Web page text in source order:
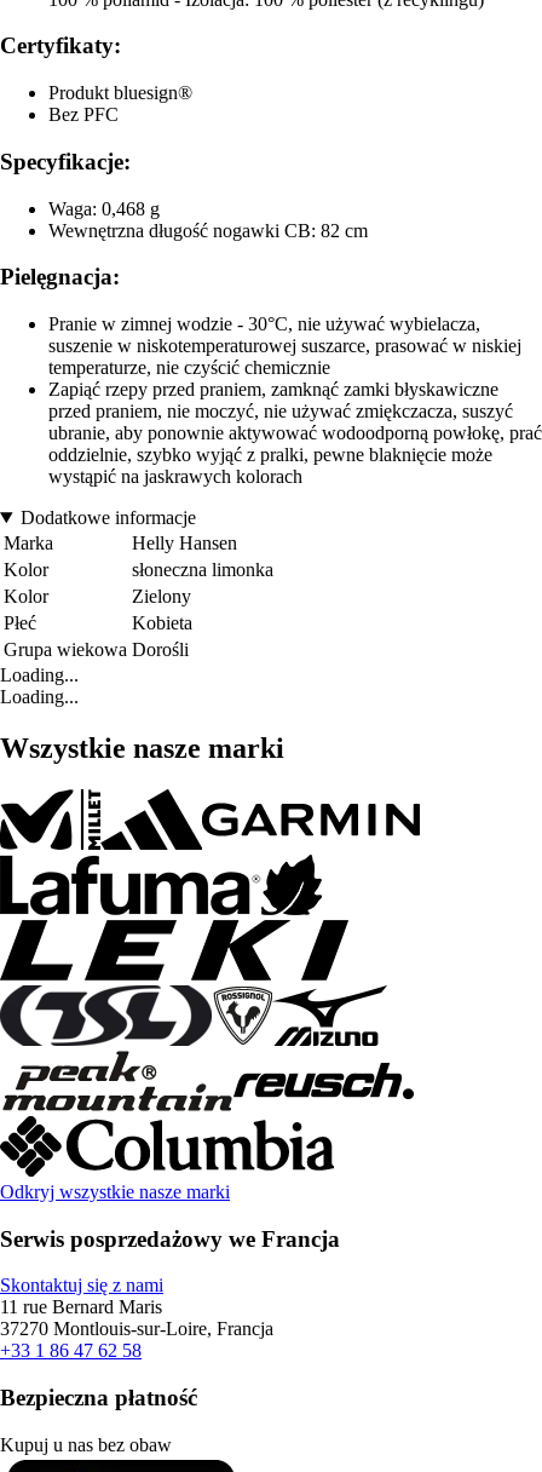
Certyfikaty:
Produkt bluesign®
Bez PFC
Specyfikacje:
Waga: 0,468 g
Wewnętrzna długość nogawki CB: 82 cm
Pielęgnacja:
Pranie w zimnej wodzie - 30°C, nie używać wybielacza,
suszenie w niskotemperaturowej suszarce, prasować w niskiej
temperaturze, nie czyścić chemicznie
Zapiąć rzepy przed praniem, zamknąć zamki błyskawiczne
przed praniem, nie moczyć, nie używać zmiękczacza, suszyć
ubranie, aby ponownie aktywować wodoodporną powłokę, prać
oddzielnie, szybko wyjąć z pralki, pewne blaknięcie może
wystąpić na jaskrawych kolorach
Dodatkowe informacje
Marka
Helly Hansen
Kolor
słoneczna limonka
Kolor
Zielony
Płeć
Kobieta
Grupa wiekowa Dorośli
Loading...
Loading...
Wszystkie nasze marki
Odkryj wszystkie nasze marki
Serwis posprzedażowy we Francja
Skontaktuj się z nami
11 rue Bernard Maris
37270 Montlouis-sur-Loire, Francja
+33 1 86 47 62 58
Bezpieczna płatność
Kupuj u nas bez obaw